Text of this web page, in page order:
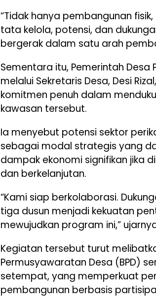
“Tidak hanya pembangunan
tata kelola, potensi, dan
bergerak dalam satu arah
Sementara itu, Pemerintah Desa
melalui Sekretaris Desa, Desi
komitmen penuh dalam
kawasan tersebut.
Ia menyebut potensi sektor
sebagai modal strategis yang
dampak ekonomi signifikan jika
dan berkelanjutan.
“Kami siap berkolaborasi.
tiga dusun menjadi kekuatan
mewujudkan program ini,”
Kegiatan tersebut turut
Permusyawaratan Desa (BPD)
setempat, yang memperkuat
pembangunan berbasis